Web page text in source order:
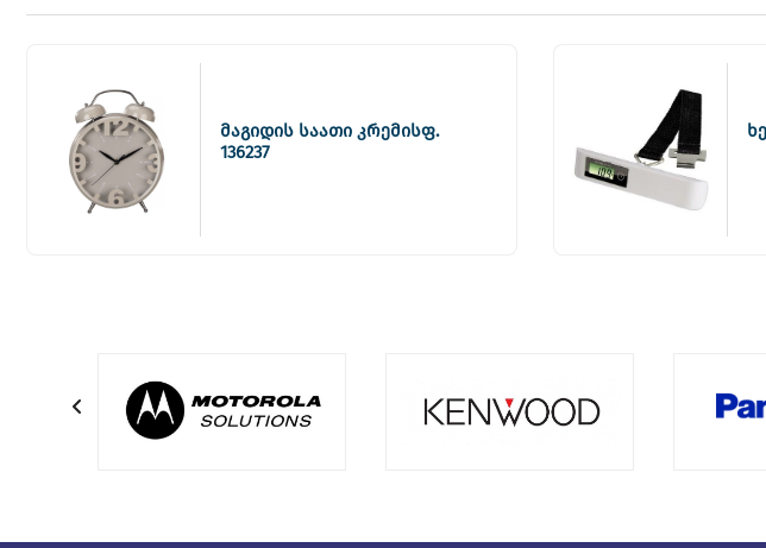
მაგიდის საათი კრემისფ.
136237